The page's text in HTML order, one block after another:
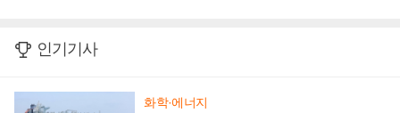
인기기사
화학·에너지